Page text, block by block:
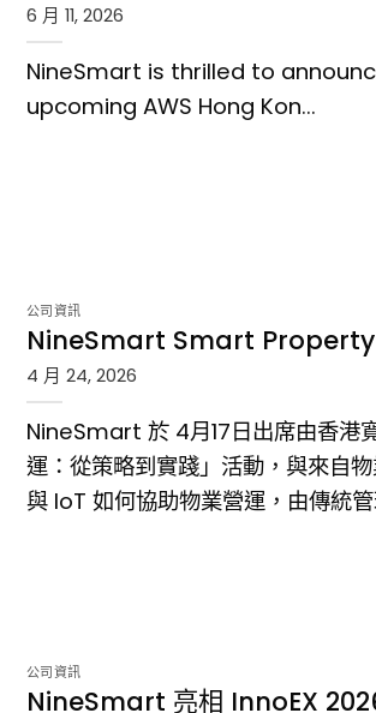
6 月 11, 2026
NineSmart is thrilled to
upcoming AWS Hong Kon...
公司資訊
NineSmart Smart Property
4 月 24, 2026
NineSmart 於 4月17日出席由香港
運：從策略到實踐」活動，與來自
與 IoT 如何協助物業營運，由傳統
公司資訊
NineSmart 亮相 InnoEX